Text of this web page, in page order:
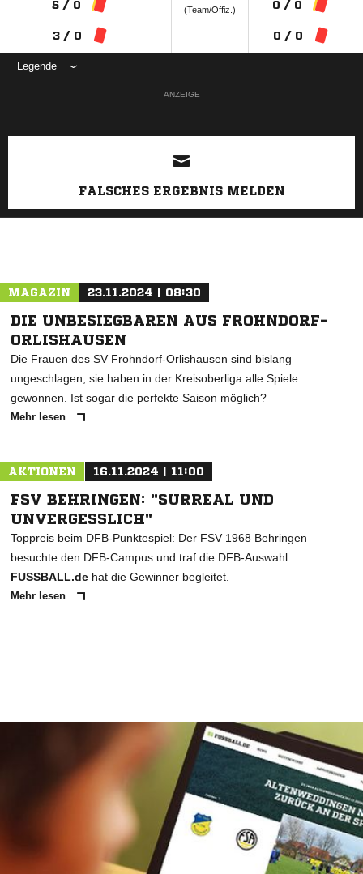
5 / 0
3 / 0
(Team/Offiz.)
0 / 0
0 / 0
Legende
ANZEIGE
FALSCHES ERGEBNIS MELDEN
MAGAZIN 23.11.2024 | 08:30
DIE UNBESIEGBAREN AUS FROHNDORF-
ORLISHAUSEN
Die Frauen des SV Frohndorf-Orlishausen sind bislang
ungeschlagen, sie haben in der Kreisoberliga alle Spiele
gewonnen. Ist sogar die perfekte Saison möglich?
Mehr lesen
AKTIONEN 16.11.2024 | 11:00
FSV BEHRINGEN: "SURREAL UND
UNVERGESSLICH"
Toppreis beim DFB-Punktespiel: Der FSV 1968 Behringen
besuchte den DFB-Campus und traf die DFB-Auswahl.
FUSSBALL.de hat die Gewinner begleitet.
Mehr lesen